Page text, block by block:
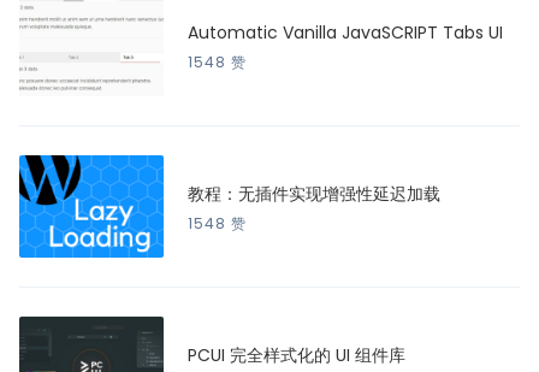
Automatic Vanilla JavaSCRIPT Tabs UI
1548 赞
教程：无插件实现增强性延迟加载
1548 赞
PCUI 完全样式化的 UI 组件库